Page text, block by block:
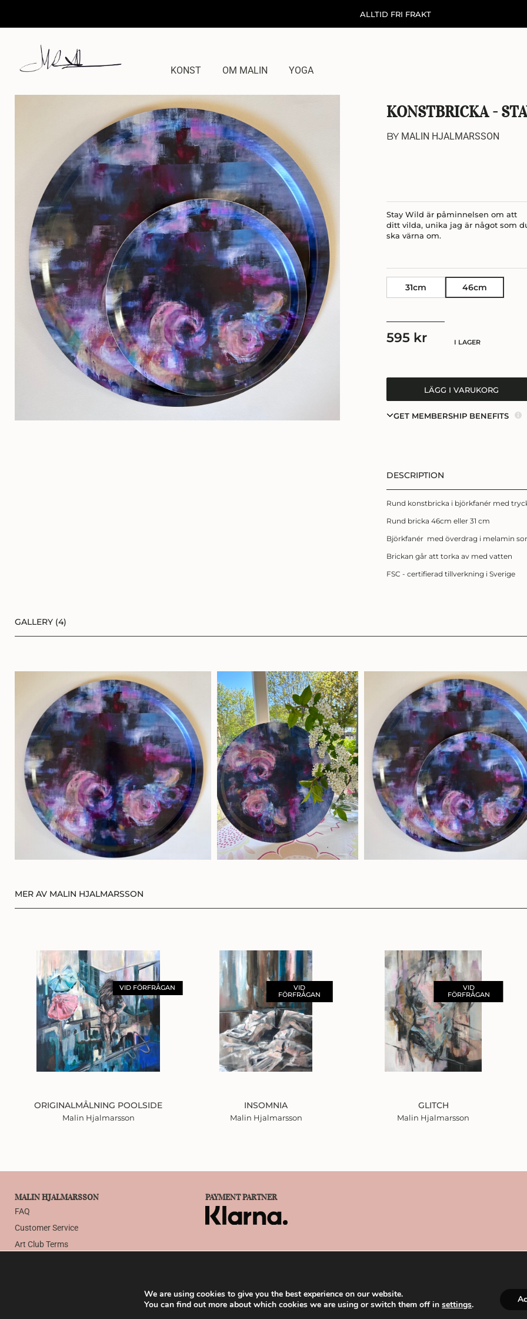
ALLTID FRI FRAKT
KONST OM MALIN YOGA
KONSTBRICKA -
BY MALIN HJALMARSSON
Stay Wild är påminnelsen om att
ditt vilda, unika jag är något som
ska värna om.
31cm 46cm
595 kr I LAGER
LÄGG I VARUKORG
GET MEMBERSHIP BENEFITS
DESCRIPTION
Rund konstbricka i björkfanér med
Rund bricka 46cm eller 31 cm
Björkfanér med överdrag i melamin
Brickan går att torka av med vatten
FSC - certifierad tillverkning i Sverige
GALLERY (4)
MER AV MALIN HJALMARSSON
VID FÖRFRÅGAN
ORIGINALMÅLNING POOLSIDE
Malin Hjalmarsson
VID
FÖRFRÅGAN
INSOMNIA
Malin Hjalmarsson
VID
FÖRFRÅGAN
GLITCH
Malin Hjalmarsson
MALIN HJALMARSSON
FAQ
Customer Service
Art Club Terms
PAYMENT PARTNER
We are using cookies to give you the best experience on our website.
You can find out more about which cookies we are using or switch them off insettings.
Eller bli medlem och få 10%
på alla konstprodukter!
BLI MEDLEM LOGGA IN